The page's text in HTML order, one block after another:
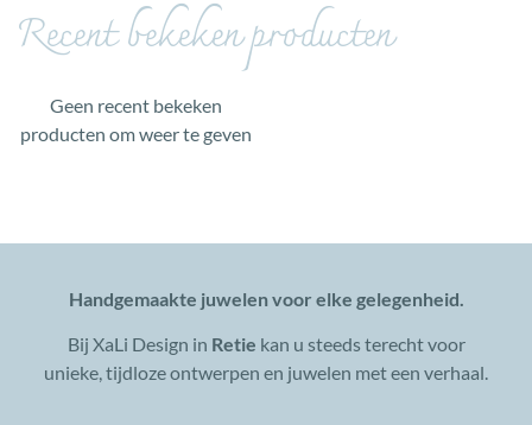
Recent bekeken producten
Geen recent bekeken
producten om weer te geven
Handgemaakte juwelen voor elke gelegenheid.
Bij XaLi Design in Retie kan u steeds terecht voor
unieke, tijdloze ontwerpen en juwelen met een verhaal.